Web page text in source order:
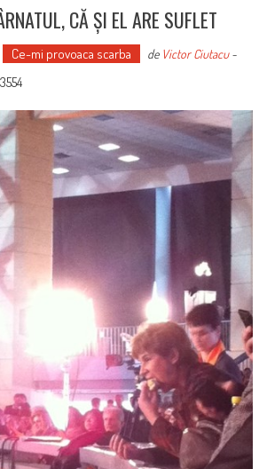
CĂ ȘI EL ARE SUFLET
Ce-mi provoaca scarba de Victor Ciutacu-
3554